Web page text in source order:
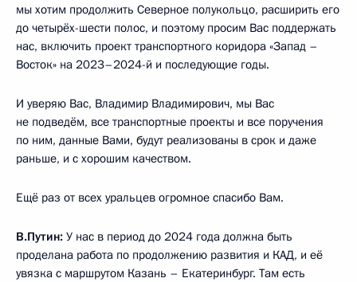
мы хотим продолжить Северное полукольцо, расширить его
до четырёх-шести полос, и поэтому просим Вас поддержать
нас, включить проект транспортного коридора «Запад –
Восток» на 2023–2024-й и последующие годы.
И уверяю Вас, Владимир Владимирович, мы Вас
не подведём, все транспортные проекты и все поручения
по ним, данные Вами, будут реализованы в срок и даже
раньше, и с хорошим качеством.
Ещё раз от всех уральцев огромное спасибо Вам.
В.Путин: У нас в период до 2024 года должна быть
проделана работа по продолжению развития и КАД, и её
увязка с маршрутом Казань – Екатеринбург. Там есть